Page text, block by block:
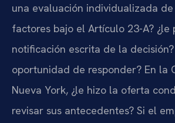
una evaluación individualizada
factores bajo el Artículo 23-A? ¿le
notificación escrita de la
oportunidad de responder? En la
Nueva York, ¿le hizo la oferta
revisar sus antecedentes? Si el